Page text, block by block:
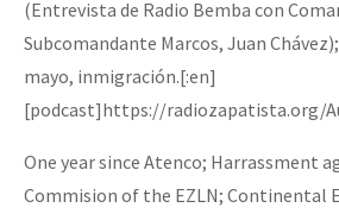
Mujeres
Niñxs
ETIQUETAS
Audio
Se o México sabe, que o mundo saiba!
[25 abr – CDMX] Tokín por el CNI: 30
(Entrevista de Radio Bemba con
Subcomandante Marcos, Juan
mayo, inmigración.[:en]
[podcast]https://radiozapatista.org/
One year since Atenco; Harrassment
Commision of the EZLN; Continental